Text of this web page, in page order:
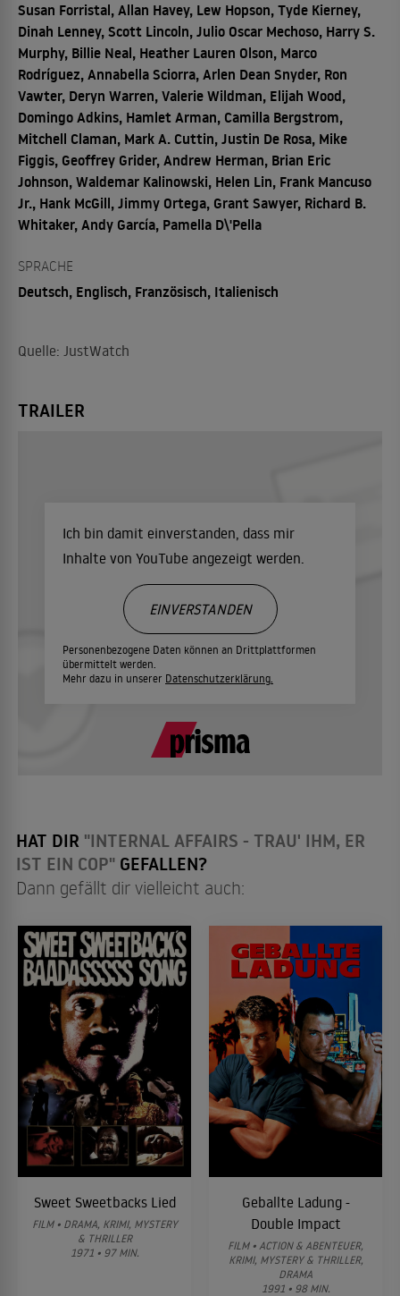
Susan Forristal, Allan Havey, Lew Hopson, Tyde Kierney,
Dinah Lenney, Scott Lincoln, Julio Oscar Mechoso, Harry S.
Murphy, Billie Neal, Heather Lauren Olson, Marco
Rodríguez, Annabella Sciorra, Arlen Dean Snyder, Ron
Vawter, Deryn Warren, Valerie Wildman, Elijah Wood,
Domingo Adkins, Hamlet Arman, Camilla Bergstrom,
Mitchell Claman, Mark A. Cuttin, Justin De Rosa, Mike
Figgis, Geoffrey Grider, Andrew Herman, Brian Eric
Johnson, Waldemar Kalinowski, Helen Lin, Frank Mancuso
Jr., Hank McGill, Jimmy Ortega, Grant Sawyer, Richard B.
Whitaker, Andy García, Pamella D\'Pella
SPRACHE
Deutsch, Englisch, Französisch, Italienisch
Quelle: JustWatch
TRAILER
Ich bin damit einverstanden, dass mir
Inhalte von YouTube angezeigt werden.
Personenbezogene Daten können an Drittplattformen
übermittelt werden.
Mehr dazu in unserer Datenschutzerklärung.
EINVERSTANDEN
HAT DIR "INTERNAL AFFAIRS - TRAU' IHM, ER
IST EIN COP" GEFALLEN?
Dann gefällt dir vielleicht auch:
Sweet Sweetbacks Lied
FILM • DRAMA, KRIMI, MYSTERY
& THRILLER
1971 • 97 MIN.
Geballte Ladung -
Double Impact
FILM • ACTION & ABENTEUER,
KRIMI, MYSTERY & THRILLER,
DRAMA
1991 • 98 MIN.